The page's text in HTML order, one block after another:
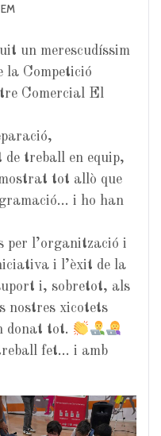
un merescudíssim
la Competició
Comercial El
treball en equip,
tot allò que
i ho han
per l’organització i
i l’èxit de la
i, sobretot, als
nostres xicotets
donat tot.
fet… i amb